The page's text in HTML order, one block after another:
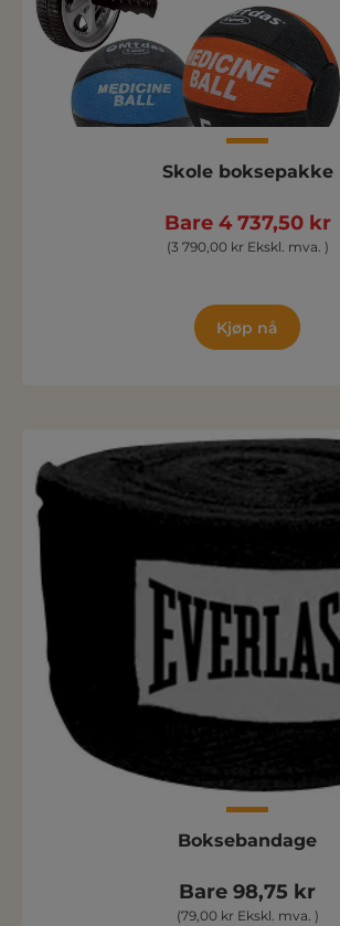
Skole boksepakke
Bare 4 737,50 kr
(3 790,00 kr Ekskl. mva. )
Kjøp nå
Boksebandage
Bare 98,75 kr
(79,00 kr Ekskl. mva. )